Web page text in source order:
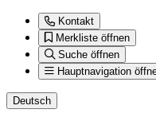
Kontakt
Merkliste öffnen
Suche öffnen
Hauptnavigation
Deutsch